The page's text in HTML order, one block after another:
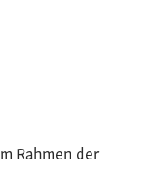
Rahmen der